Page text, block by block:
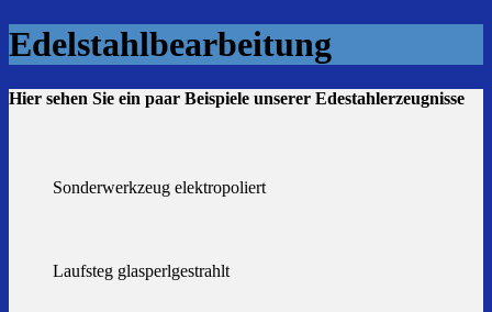
Edelstahlbearbeitung
Hier sehen Sie ein paar Beispiele unserer Edestahlerzeugnisse
Sonderwerkzeug elektropoliert
Laufsteg glasperlgestrahlt